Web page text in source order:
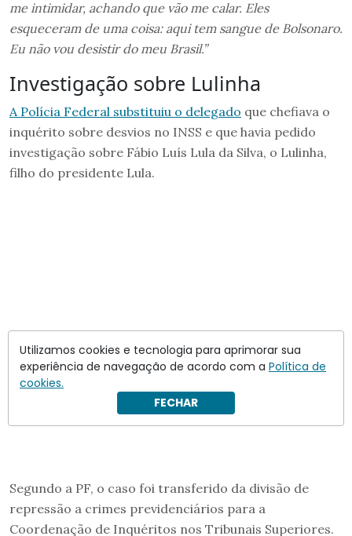
me intimidar, achando que vão me calar. Eles
esqueceram de uma coisa: aqui tem sangue de Bolsonaro.
Eu não vou desistir do meu Brasil.”
Investigação sobre Lulinha
A Polícia Federal substituiu o delegado que chefiava o
inquérito sobre desvios no INSS e que havia pedido
investigação sobre Fábio Luís Lula da Silva, o Lulinha,
filho do presidente Lula.
Segundo a PF, o caso foi transferido da divisão de
repressão a crimes previdenciários para a
Coordenação de Inquéritos nos Tribunais Superiores.
Utilizamos cookies e tecnologia para aprimorar sua
experiência de navegação de acordo com a Política de
cookies.
FECHAR